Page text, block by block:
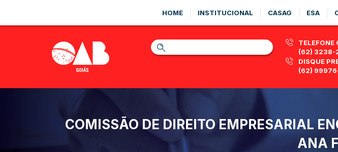
HOME INSTITUCIONAL CASAG ESA
TELEFONE
(62)
DISQUE
(62)
COMISSÃO DE DIREITO EMPRESARIAL
ANA